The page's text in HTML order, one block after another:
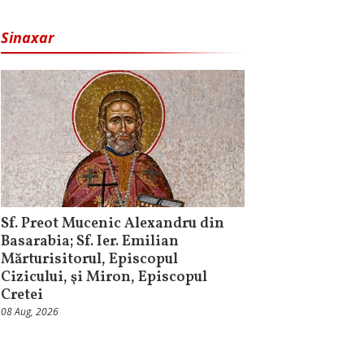
Sinaxar
Sf. Preot Mucenic Alexandru din
Basarabia; Sf. Ier. Emilian
Mărturisitorul, Episcopul
Cizicului, şi Miron, Episcopul
Cretei
08 Aug, 2026